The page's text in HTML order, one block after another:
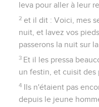
leva pour aller à leur
2 et il dit : Voici, mes
nuit, et lavez vos
passerons la nuit sur la
3 Et il les pressa
un festin, et cuisit des
4 Ils n'étaient pas
depuis le jeune